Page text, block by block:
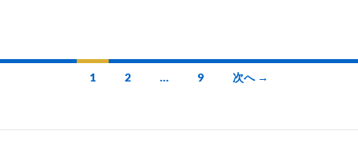
ナ
1 2 … 9 次へ →